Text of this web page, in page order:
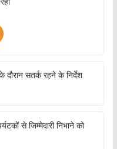
दौरान सतर्क रहने के निर्देश
से जिम्मेदारी निभाने को